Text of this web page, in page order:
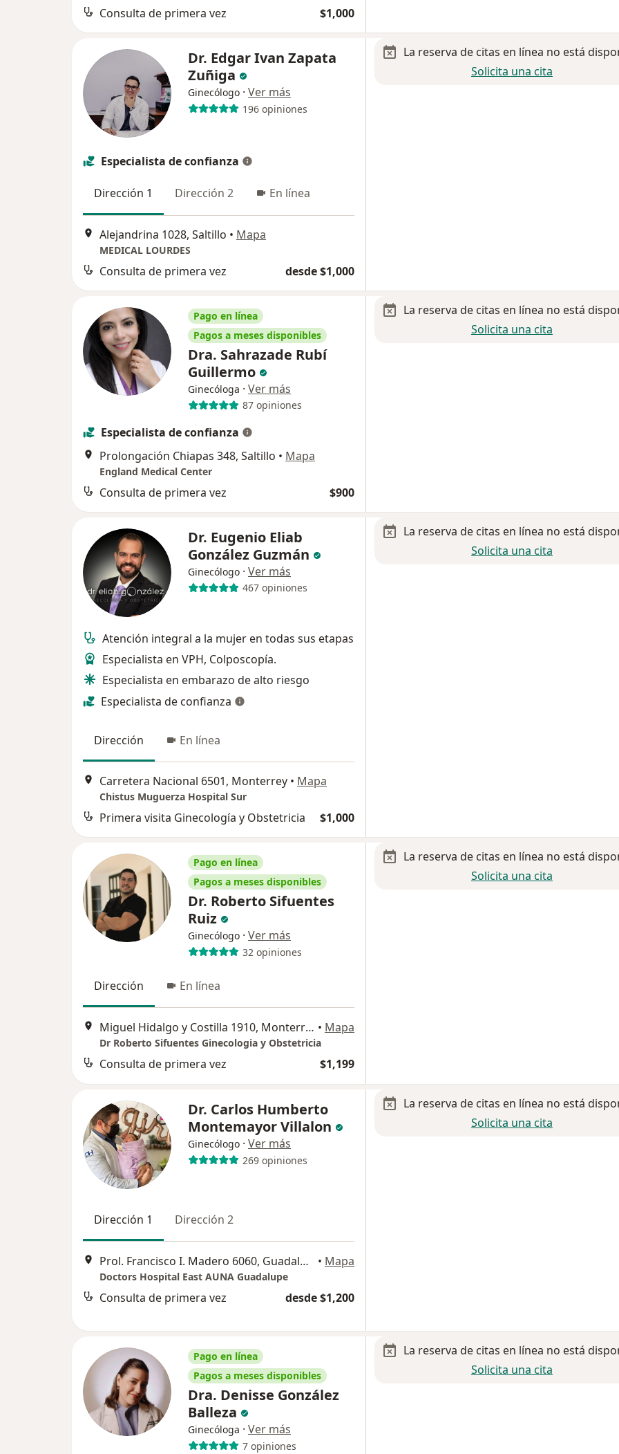
Consulta de primera vez $1,000
Dr. Edgar Ivan Zapata
Zuñiga
Ginecólogo · Ver más
196 opiniones
Especialista de confianza
Dirección 1 Dirección 2 En línea
Alejandrina 1028, Saltillo • Mapa
MEDICAL LOURDES
Consulta de primera vez desde $1,000
La reserva de citas en línea no está
Solicita una cita
Pago en línea
Pagos a meses disponibles
Dra. Sahrazade Rubí
Guillermo
Ginecóloga · Ver más
87 opiniones
Especialista de confianza
Prolongación Chiapas 348, Saltillo • Mapa
England Medical Center
Consulta de primera vez $900
La reserva de citas en línea no está
Solicita una cita
Dr. Eugenio Eliab
González Guzmán
Ginecólogo · Ver más
467 opiniones
Atención integral a la mujer en todas sus etapas
Especialista en VPH, Colposcopía.
Especialista en embarazo de alto riesgo
Especialista de confianza
Dirección En línea
Carretera Nacional 6501, Monterrey • Mapa
Chistus Muguerza Hospital Sur
Primera visita Ginecología y Obstetricia $1,000
La reserva de citas en línea no está
Solicita una cita
Pago en línea
Pagos a meses disponibles
Dr. Roberto Sifuentes
Ruiz
Ginecólogo · Ver más
32 opiniones
Dirección En línea
Miguel Hidalgo y Costilla 1910, Monterrey • Mapa
Dr Roberto Sifuentes Ginecologia y Obstetricia
Consulta de primera vez $1,199
La reserva de citas en línea no está
Solicita una cita
Dr. Carlos Humberto
Montemayor Villalon
Ginecólogo · Ver más
269 opiniones
Dirección 1 Dirección 2
Prol. Francisco I. Madero 6060, Guadalupe • Mapa
Doctors Hospital East AUNA Guadalupe
Consulta de primera vez desde $1,200
La reserva de citas en línea no está
Solicita una cita
Pago en línea
Pagos a meses disponibles
Dra. Denisse González
Balleza
Ginecóloga · Ver más
7 opiniones
La reserva de citas en línea no está
Solicita una cita